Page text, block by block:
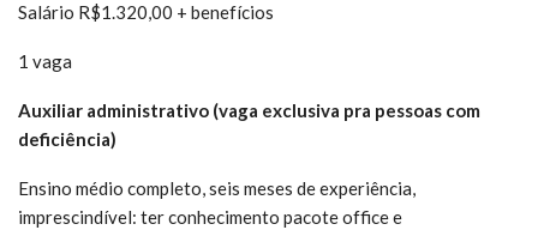
Salário R$1.320,00 + benefícios
1 vaga
Auxiliar administrativo (vaga exclusiva pra pessoas com
deficiência)
Ensino médio completo, seis meses de experiência,
imprescindível: ter conhecimento pacote office e